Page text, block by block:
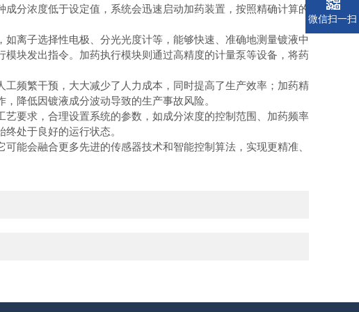
分浓度低于设定值，系统会迅速启动加药装置，按照精确计算的
离子选择性电极、分光光度计等，能够快速、准确地测量镀液中
块发出指令。加药执行模块则通过高精度的计量泵等设备，将药
频繁干预，大大减少了人力成本，同时提高了生产效率；加药精
降低因镀液成分波动导致的生产事故风险。
要求，合理设置系统的参数，如成分浓度的控制范围、加药频率
处于良好的运行状态。
会融合更多先进的传感器技术和智能控制算法，实现更精准、
微信扫一扫